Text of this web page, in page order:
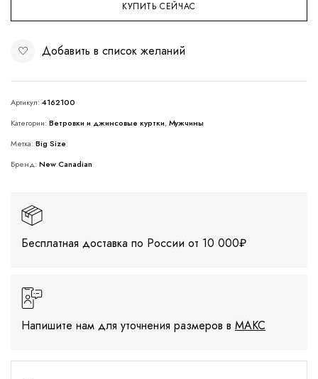
КУПИТЬ СЕЙЧАС
Добавить в список желаний
Артикул: 4162100
Категории: Ветровки и джинсовые куртки, Мужчины
Метка: Big Size
Бренд: New Canadian
Бесплатная доставка по России от 10 000₽
Напишите нам для уточнения размеров в МАКС